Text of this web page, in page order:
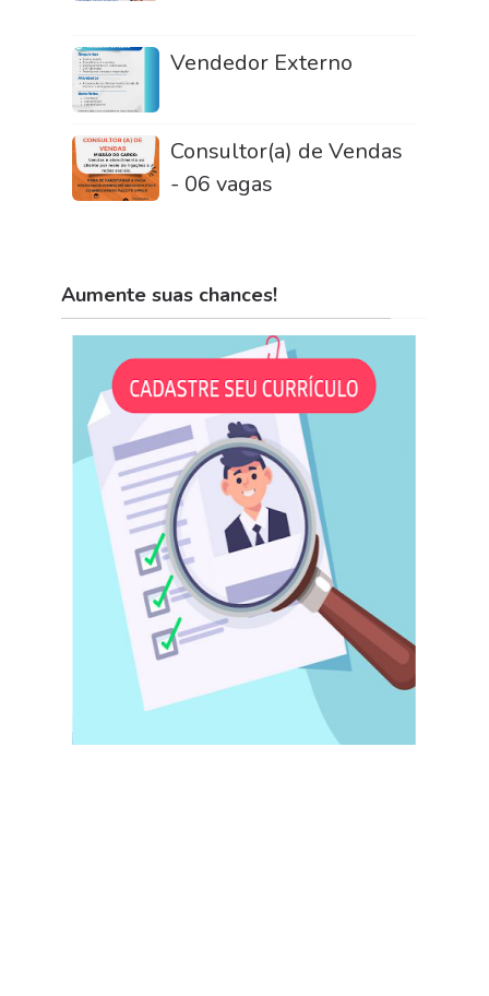
Vendedor Externo
Consultor(a) de Vendas
- 06 vagas
Aumente suas chances!